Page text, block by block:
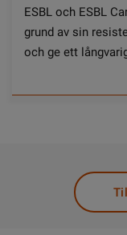
ESBL och ESBL
grund av sin
och ge ett